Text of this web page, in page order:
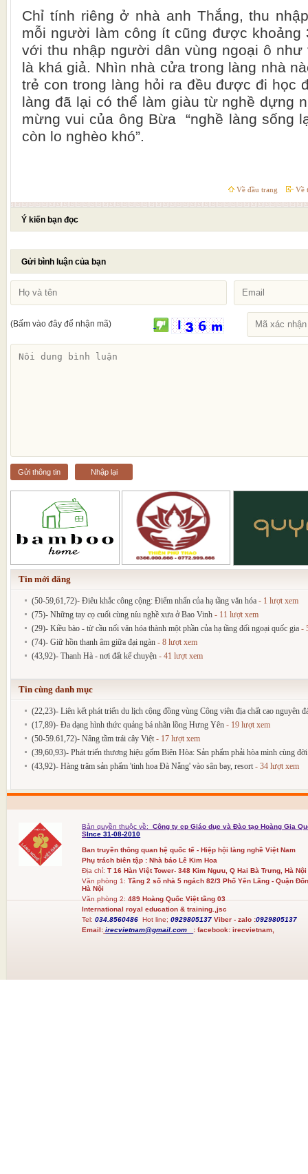
Chỉ tính riêng ở nhà anh Thắng, thu
mỗi người làm công ít cũng được khoảng
với thu nhập người dân vùng ngoại ô như
là khá giả. Nhìn nhà cửa trong làng nhà
trẻ con trong làng hỏi ra đều được đi học
làng đã lại có thể làm giàu từ nghề dựng
mừng vui của ông Bừa
“nghề làng sống
còn lo nghèo khó”.
Về đầu trang Về
Ý kiến bạn đọc
Gửi bình luận của bạn
(Bấm vào đây để nhận mã)
Gửi thông tin Nhập lại
Tin mới đăng
(50-59,61,72)- Điêu khắc công cộng: Điểm nhấn của hạ tầng văn hóa - 1 lượt xem
(75)- Những tay cọ cuối cùng níu nghề xưa ở Bao Vinh - 11 lượt xem
(29)- Kiều bào - từ cầu nối văn hóa thành một phần của hạ tầng đối ngoại quốc gia -
(74)- Giữ hồn thanh âm giữa đại ngàn - 8 lượt xem
(43,92)- Thanh Hà - nơi đất kể chuyện - 41 lượt xem
Tin cùng danh mục
(22,23)- Liên kết phát triển du lịch cộng đồng vùng Công viên địa chất cao nguyên
(17,89)- Đa dạng hình thức quảng bá nhãn lồng Hưng Yên - 19 lượt xem
(50-59.61,72)- Nâng tầm trái cây Việt - 17 lượt xem
(39,60,93)- Phát triển thương hiệu gốm Biên Hòa: Sản phẩm phải hòa mình cùng
(43,92)- Hàng trăm sản phẩm 'tinh hoa Đà Nẵng' vào sân bay, resort - 34 lượt xem
Bản quyền thuộc về:
Công ty cp Giáo dục và Đào tạo Hoàng Gia
SInce 31-08-2010
Ban truyền thông quan hệ quốc tế - Hiệp hội làng nghề Việt Nam
Phụ trách biên tập : Nhà báo Lê Kim Hoa
Địa chỉ: T 16 Hàn Việt Tower- 348 Kim Ngưu, Q Hai Bà Trưng, Hà Nội
Văn phòng 1:Tầng 2 số nhà 5 ngách 82/3 Phố Yên Lãng - Quận
Hà Nội
Văn phòng 2:489 Hoàng Quốc Việt tầng 03
International royal education & training.,jsc
Tel:034.8560486Hot line; 0929805137 Viber - zalo :0929805137
Email: irecvietnam@gmail.com :facebook: irecvietnam,